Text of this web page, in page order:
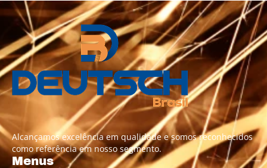
Alcançamos excelência em qualidade e somos reconhecidos
como referência em nosso segmento.
Menus